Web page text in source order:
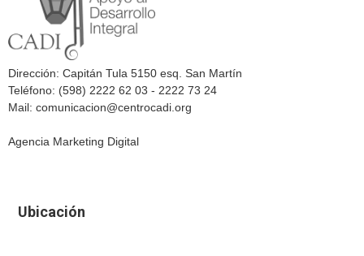
Dirección: Capitán Tula 5150 esq. San Martín
Teléfono: (598) 2222 62 03 - 2222 73 24
Mail: comunicacion@centrocadi.org
Agencia Marketing Digital
Ubicación